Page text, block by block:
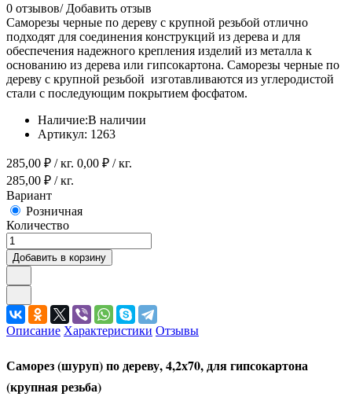
0 отзывов/ Добавить отзыв
Саморезы черные по дереву с крупной резьбой отлично
подходят для соединения конструкций из дерева и для
обеспечения надежного крепления изделий из металла к
основанию из дерева или гипсокартона. Саморезы черные по
дереву с крупной резьбой изготавливаются из углеродистой
стали с последующим покрытием фосфатом.
Наличие:В наличии
Артикул: 1263
285,00 ₽ / кг. 0,00 ₽ / кг.
285,00 ₽ / кг.
Вариант
Розничная
Количество
Добавить в корзину
Описание Характеристики Отзывы
Саморез (шуруп) по дереву, 4,2х70, для гипсокартона
(крупная резьба)